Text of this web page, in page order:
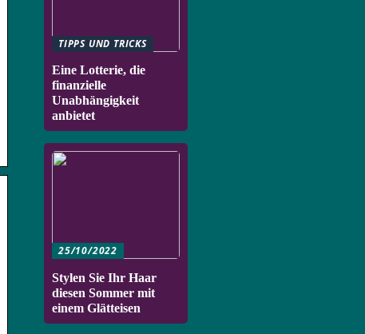
TIPPS UND TRICKS
Eine Lotterie, die
finanzielle
Unabhängigkeit
anbietet
25/10/2022
Stylen Sie Ihr Haar
diesen Sommer mit
einem Glätteisen